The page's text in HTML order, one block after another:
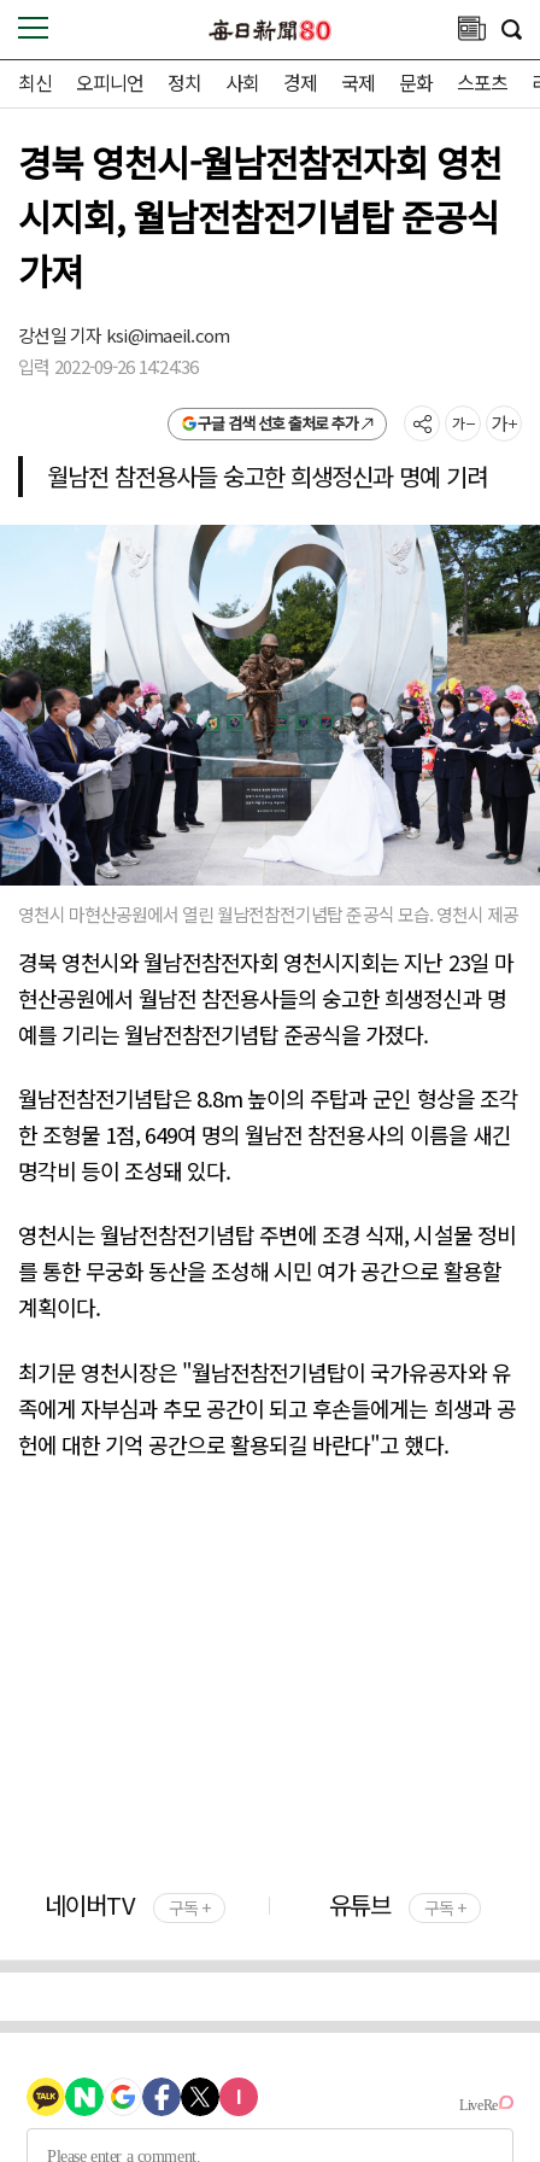
최신 오피니언 정치 사회 경제 국제 문화 스포츠
경북 영천시-월남전참전자회 영천
시지회, 월남전참전기념탑 준공식
가져
강선일 기자ksi@imaeil.com
입력 2022-09-26 14:24:36
구글 검색 선호 출처로 추가
월남전 참전용사들 숭고한 희생정신과 명예 기려
영천시 마현산공원에서 열린 월남전참전기념탑 준공식 모습. 영천시 제공
경북 영천시와 월남전참전자회 영천시지회는 지난 23일 마
현산공원에서 월남전 참전용사들의 숭고한 희생정신과 명
예를 기리는 월남전참전기념탑 준공식을 가졌다.
월남전참전기념탑은 8.8m 높이의 주탑과 군인 형상을 조각
한 조형물 1점, 649여 명의 월남전 참전용사의 이름을 새긴
명각비 등이 조성돼 있다.
영천시는 월남전참전기념탑 주변에 조경 식재, 시설물 정비
를 통한 무궁화 동산을 조성해 시민 여가 공간으로 활용할
계획이다.
최기문 영천시장은 "월남전참전기념탑이 국가유공자와 유
족에게 자부심과 추모 공간이 되고 후손들에게는 희생과 공
헌에 대한 기억 공간으로 활용되길 바란다"고 했다.
네이버TV 구독 + 유튜브 구독 +